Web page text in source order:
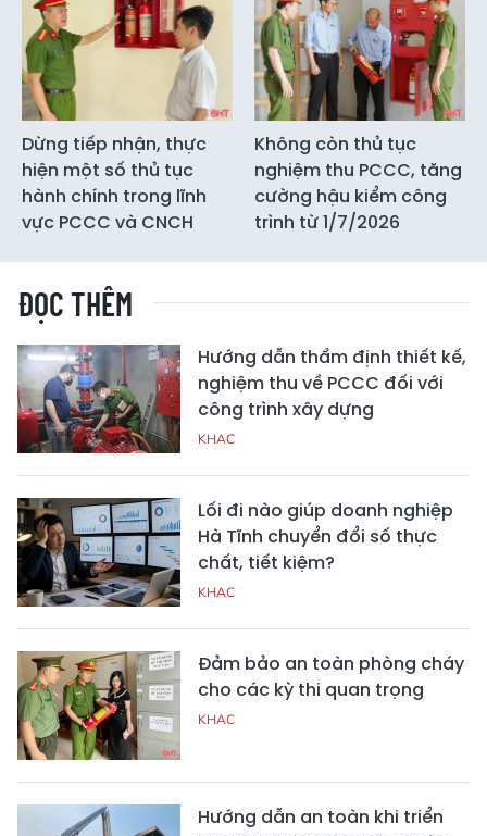
Dừng tiếp nhận, thực
hiện một số thủ tục
hành chính trong lĩnh
vực PCCC và CNCH
Không còn thủ tục
nghiệm thu PCCC, tăng
cường hậu kiểm công
trình từ 1/7/2026
ĐỌC THÊM
Hướng dẫn thẩm định thiết kế,
nghiệm thu về PCCC đối với
công trình xây dựng
KHAC
Lối đi nào giúp doanh nghiệp
Hà Tĩnh chuyển đổi số thực
chất, tiết kiệm?
KHAC
Đảm bảo an toàn phòng cháy
cho các kỳ thi quan trọng
KHAC
Hướng dẫn an toàn khi triển